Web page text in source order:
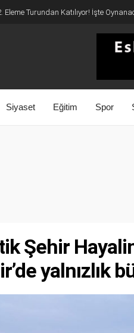
Eleme Turundan Katılıyor! İşte
Siyaset Eğitim Spor
Şehir
yalnızlık